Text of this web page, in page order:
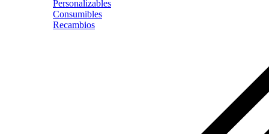
Personalizables
Consumibles
Recambios